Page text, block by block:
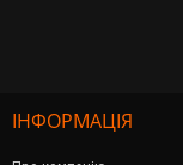
ІНФОРМАЦІЯ